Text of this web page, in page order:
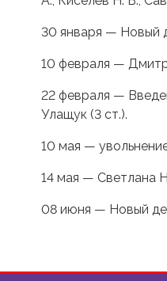
30 января — Новый
10 февраля —
22 февраля —
Улащук (3 ст.).
10 мая —
14 мая — Светлана
08 июня — Новый